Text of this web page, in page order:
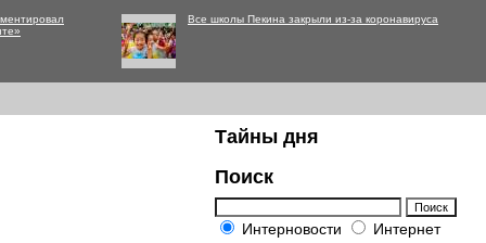
Все школы Пекина закрыли из-за коронавируса
Тайны дня
Поиск
Интерновости Интернет